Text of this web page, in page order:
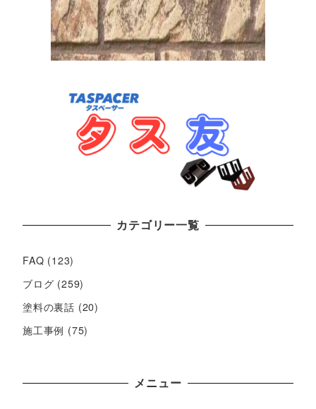
カテゴリー一覧
FAQ (123)
ブログ (259)
塗料の裏話 (20)
施工事例 (75)
メニュー